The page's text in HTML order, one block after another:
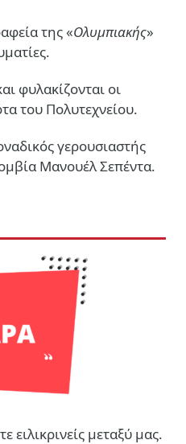
της «Ολυμπιακής»
φυλακίζονται οι
του Πολυτεχνείου.
γερουσιαστής
Μανουέλ Σεπέντα.
ειλικρινείς μεταξύ μας.